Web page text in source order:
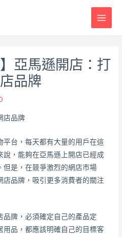
亞馬遜開店：打
品牌
店品牌
台，每天都有大量的用戶在這
，能夠在亞馬遜上開店已經成
是，在競爭激烈的網店市場
品牌，吸引更多消費者的關注
牌，必須確定自己的產品定
品，都應該明確自己的目標客